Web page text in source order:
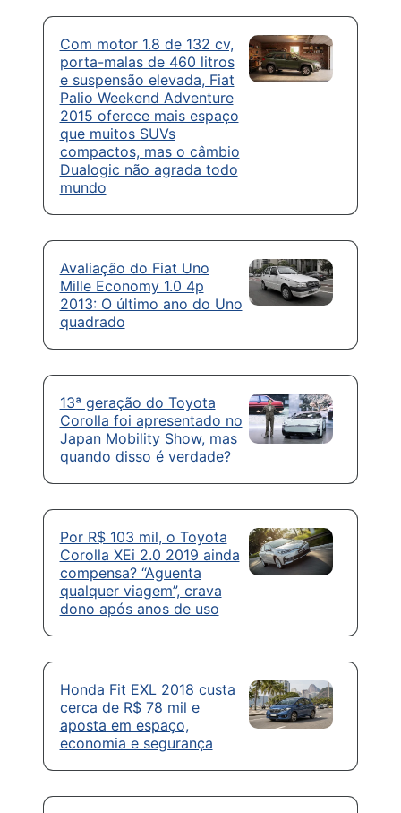
Com motor 1.8 de 132 cv,
porta-malas de 460 litros
e suspensão elevada, Fiat
Palio Weekend Adventure
2015 oferece mais espaço
que muitos SUVs
compactos, mas o câmbio
Dualogic não agrada todo
mundo
Avaliação do Fiat Uno
Mille Economy 1.0 4p
2013: O último ano do Uno
quadrado
13ª geração do Toyota
Corolla foi apresentado no
Japan Mobility Show, mas
quando disso é verdade?
Por R$ 103 mil, o Toyota
Corolla XEi 2.0 2019 ainda
compensa? “Aguenta
qualquer viagem”, crava
dono após anos de uso
Honda Fit EXL 2018 custa
cerca de R$ 78 mil e
aposta em espaço,
economia e segurança